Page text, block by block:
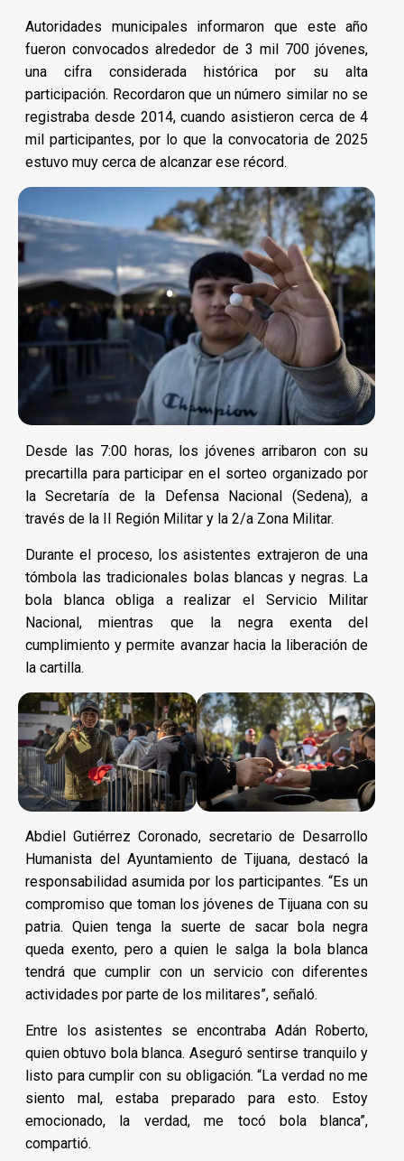
Autoridades municipales informaron que este año
fueron convocados alrededor de 3 mil 700 jóvenes,
una cifra considerada histórica por su alta
participación. Recordaron que un número similar no se
registraba desde 2014, cuando asistieron cerca de 4
mil participantes, por lo que la convocatoria de 2025
estuvo muy cerca de alcanzar ese récord.
Desde las 7:00 horas, los jóvenes arribaron con su
precartilla para participar en el sorteo organizado por
la Secretaría de la Defensa Nacional (Sedena), a
través de la II Región Militar y la 2/a Zona Militar.
Durante el proceso, los asistentes extrajeron de una
tómbola las tradicionales bolas blancas y negras. La
bola blanca obliga a realizar el Servicio Militar
Nacional, mientras que la negra exenta del
cumplimiento y permite avanzar hacia la liberación de
la cartilla.
Abdiel Gutiérrez Coronado, secretario de Desarrollo
Humanista del Ayuntamiento de Tijuana, destacó la
responsabilidad asumida por los participantes. “Es un
compromiso que toman los jóvenes de Tijuana con su
patria. Quien tenga la suerte de sacar bola negra
queda exento, pero a quien le salga la bola blanca
tendrá que cumplir con un servicio con diferentes
actividades por parte de los militares”, señaló.
Entre los asistentes se encontraba Adán Roberto,
quien obtuvo bola blanca. Aseguró sentirse tranquilo y
listo para cumplir con su obligación. “La verdad no me
siento mal, estaba preparado para esto. Estoy
emocionado, la verdad, me tocó bola blanca”,
compartió.